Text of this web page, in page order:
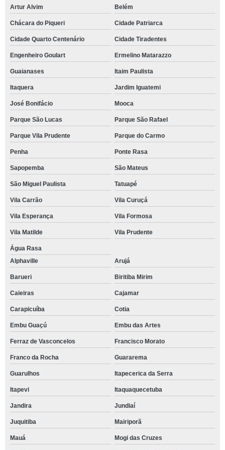
Artur Alvim Belém
Chácara do Piqueri Cidade Patriarca
Cidade Quarto Centenário Cidade Tiradentes
Engenheiro Goulart Ermelino Matarazzo
Guaianases Itaim Paulista
Itaquera Jardim Iguatemi
José Bonifácio Mooca
Parque São Lucas Parque São Rafael
Parque Vila Prudente Parque do Carmo
Penha Ponte Rasa
Sapopemba São Mateus
São Miguel Paulista Tatuapé
Vila Carrão Vila Curuçá
Vila Esperança Vila Formosa
Vila Matilde Vila Prudente
Água Rasa
Alphaville
Arujá
Barueri Biritiba Mirim
Caieiras Cajamar
Carapicuíba Cotia
Embu Guaçú Embu das Artes
Ferraz de Vasconcelos Francisco Morato
Franco da Rocha Guararema
Guarulhos Itapecerica da Serra
Itapevi Itaquaquecetuba
Jandira Jundiaí
Juquitiba Mairiporã
Mauá Mogi das Cruzes